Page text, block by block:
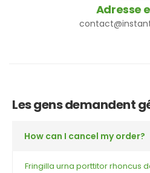
Adresse
Les gens demandent
How can I cancel my order?
Fringilla urna porttitor rhoncus